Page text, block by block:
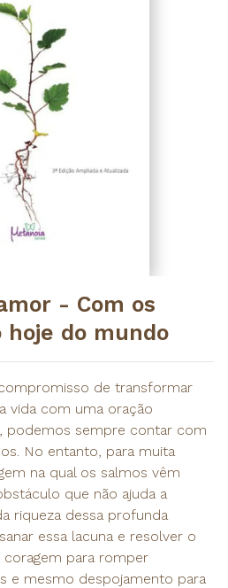
- Com os
hoje do mundo
de transformar
vida com uma oração
podemos sempre contar com
No entanto, para muita
na qual os salmos vêm
que não ajuda a
riqueza dessa profunda
essa lacuna e resolver o
para romper
e mesmo despojamento para